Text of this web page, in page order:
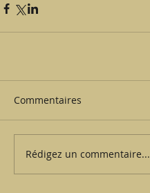
Commentaires
Rédigez un commentaire...